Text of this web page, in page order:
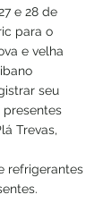
e 28 de
para o
e velha
seu
presentes
Trevas,
refrigerantes